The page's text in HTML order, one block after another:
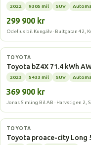
2022 9305 mil SUV
299 900 kr
Odelius bil Kungälv · Bultgatan 42,
Elbil
TOYOTA
Toyota bZ4X 71.4 kWh
2023 5433 mil SUV
369 900 kr
Jonas Simling Bil AB · Harvstigen 2,
Elbil
TOYOTA
Toyota proace-city Long